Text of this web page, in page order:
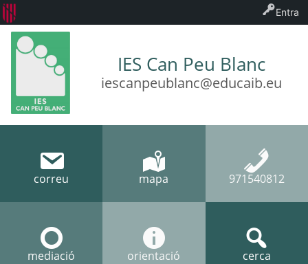
IES Can Peu Blanc
iescanpeublanc@educaib.eu
correu mapa 971540812
mediació orientació cerca
Entra